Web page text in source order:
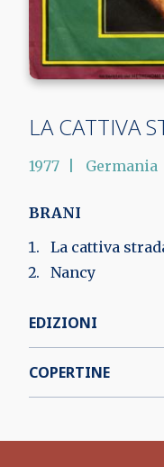
LA CATTIVA
1977 Germania
BRANI
La cattiva
Nancy
EDIZIONI
COPERTINE